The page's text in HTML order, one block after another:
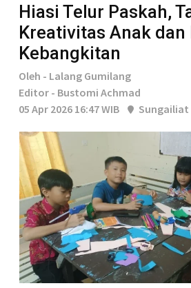
Hiasi Telur Paskah,
Kreativitas Anak dan
Kebangkitan
Oleh - Lalang Gumilang
Editor - Bustomi Achmad
05 Apr 2026 16:47 WIB
Sungailiat